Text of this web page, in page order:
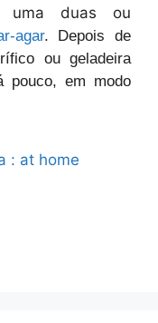
uma duas ou
agar. Depois de
ou geladeira
em modo
: at home